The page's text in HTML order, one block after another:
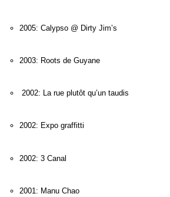
2005: Calypso @ Dirty Jim’s
2003: Roots de Guyane
2002: La rue plutôt qu’un taudis
2002: Expo graffitti
2002: 3 Canal
2001: Manu Chao